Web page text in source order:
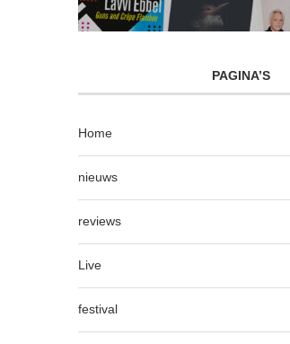
PAGINA’S
Home
nieuws
reviews
Live
festival